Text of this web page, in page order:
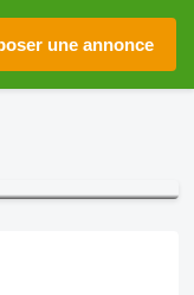
une annonce